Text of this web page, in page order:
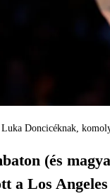
Doncicéknak,
(és
a Los